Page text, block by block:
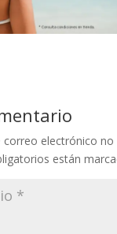
correo electrónico no
están